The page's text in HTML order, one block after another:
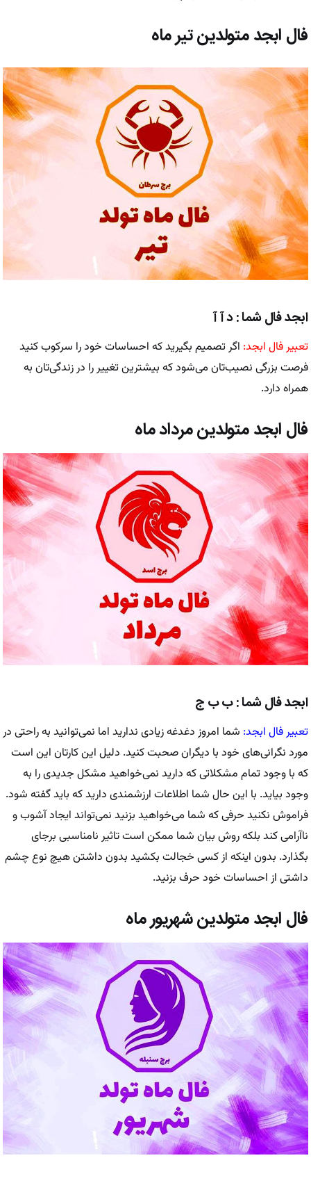
فال ابجد متولدین تیر ماه
ابجد فال شما : د آ آ
تعبیر فال ابجد: اگر تصمیم بگیرید که احساسات خود را سرکوب کنید
فرصت بزرگی نصیب‌تان می‌شود که بیشترین تغییر را در زندگی‌تان به
همراه دارد.
فال ابجد متولدین مرداد ماه
ابجد فال شما : ب ب ج
تعبیر فال ابجد: شما امروز دغدغه زیادی ندارید اما نمی‌توانید به راحتی در
مورد نگرانی‌های خود با دیگران صحبت کنید. دلیل این کارتان این است
که با وجود تمام مشکلاتی که دارید نمی‌خواهید مشکل جدیدی را به
وجود بیاید. با این حال شما اطلاعات ارزشمندی دارید که باید گفته شود.
فراموش نکنید حرفی که شما می‌خواهید بزنید نمی‌تواند ایجاد آشوب و
ناآرامی کند بلکه روش بیان شما ممکن است تاثیر نامناسبی برجای
بگذارد. بدون اینکه از کسی خجالت بکشید بدون داشتن هیچ نوع چشم
داشتی از احساسات خود حرف بزنید.
فال ابجد متولدین شهریور ماه